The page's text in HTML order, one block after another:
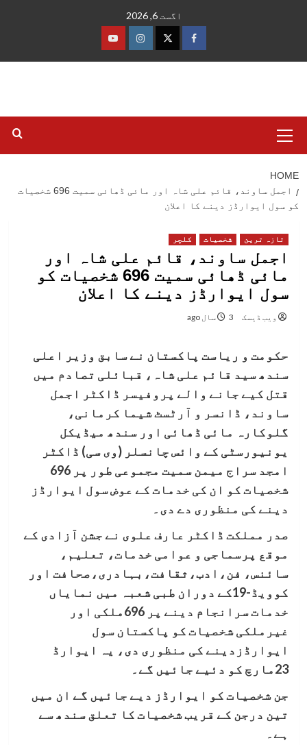
اگست 6, 2026
فیس
ٹوئٹرانسٹاگرام
یوٹیوب
Menu
HOME
اجمل ساوند، قائم علی شاہ اور مائی ڈھائی سمیت 696 شخصیات
کو سول ایوارڈز دینے کا اعلان
تازہ ترین شخصیات کلچر
اجمل ساوند، قائم علی شاہ اور
مائی ڈھائی سمیت 696 شخصیات کو
سول ایوارڈز دینے کا اعلان
ویب ڈیسک 3 سال ago
حکومت و ریاست پاکستان نے سابق وزیر اعلی
سندھ سید قائم علی شاہ، قبائلی تصادم میں
قتل کیے جانے والے پروفیسر ڈاکٹر اجمل
ساوند، ڈانسر و آرٹسٹ شیما کرمانی،
گلوکارہ مائی ڈھائی اور سندھ میڈیکل
یونیورسٹی کے وائس چانسلر (وی سی) ڈاکٹر
امجد سراج میمن سمیت مجموعی طور پر 696
شخصیات کو ان کی خدمات کے عوض سول ایوارڈز
دینے کی منظوری دے دی۔
صدر مملکت ڈاکٹر عارف علوی نے جشن آزادی کے
موقع پرسماجی و عوامی خدمات، تعلیم،
سائنس، فن،ادب،ثقافت،بہادری،صحافت اور
کوویڈ-19کے دوران طبی شعبہ میں نمایاں
خدمات سرانجام دینے پر 696ملکی اور
غیرملکی شخصیات کو پاکستان سول
ایوارڈزدینے کی منظوری دی، یہ ایوارڈ
23مارچ کو دئیے جائیں گے۔
جن شخصیات کو ایوارڈز دیے جائیں گے ان میں
تین درجن کے قریب شخصیات کا تعلق سندھ سے
ہے۔